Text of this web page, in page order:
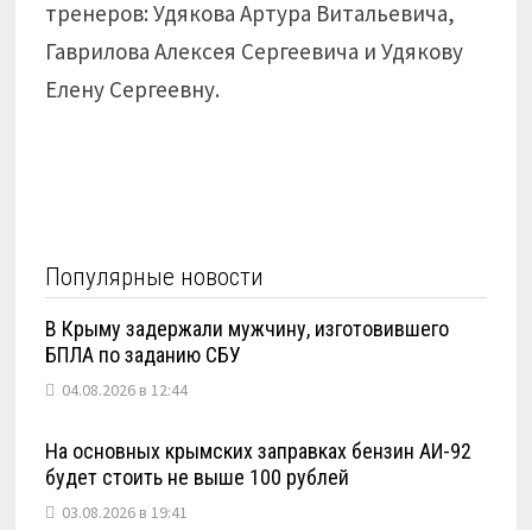
тренеров: Удякова Артура Витальевича,
Гаврилова Алексея Сергеевича и Удякову
Елену Сергеевну.
Популярные новости
В Крыму задержали мужчину, изготовившего
БПЛА по заданию СБУ
04.08.2026 в 12:44
На основных крымских заправках бензин АИ-92
будет стоить не выше 100 рублей
03.08.2026 в 19:41